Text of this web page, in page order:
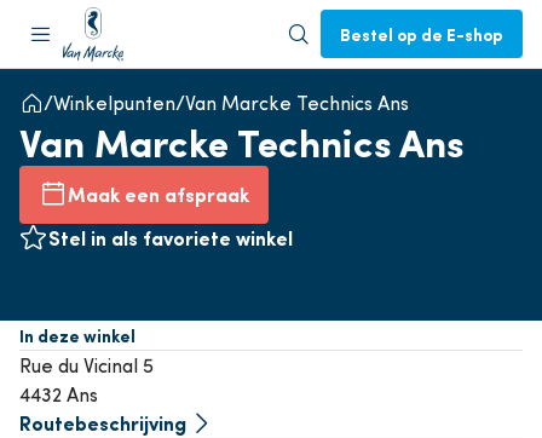
Bestel op de E-shop
Winkelpunten Van Marcke Technics Ans
Van Marcke Technics Ans
Maak een afspraak
Stel in als favoriete winkel
In deze winkel
Rue du Vicinal 5
4432 Ans
Routebeschrijving